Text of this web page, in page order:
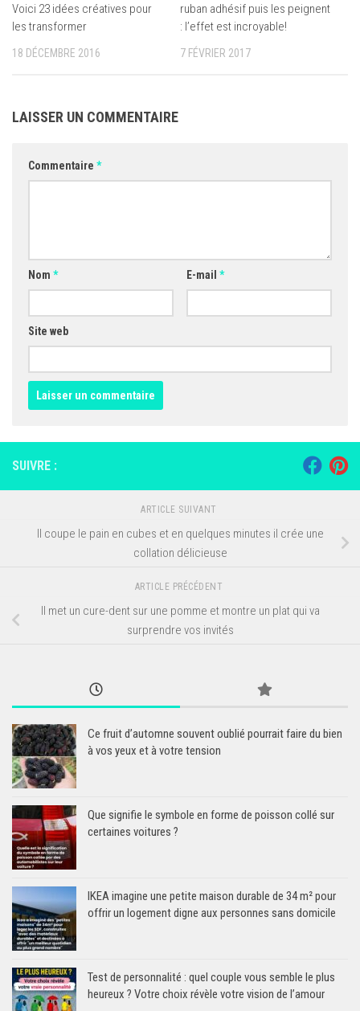
Voici 23 idées créatives pour
les transformer
18 DÉCEMBRE 2016
ruban adhésif puis les peignent
: l’effet est incroyable!
7 FÉVRIER 2017
LAISSER UN COMMENTAIRE
Commentaire *
Nom * E-mail *
Site web
SUIVRE :
ARTICLE SUIVANT
Il coupe le pain en cubes et en quelques minutes il crée une
collation délicieuse
ARTICLE PRÉCÉDENT
Il met un cure-dent sur une pomme et montre un plat qui va
surprendre vos invités
Ce fruit d’automne souvent oublié pourrait faire du bien
à vos yeux et à votre tension
Que signifie le symbole en forme de poisson collé sur
certaines voitures ?
IKEA imagine une petite maison durable de 34 m² pour
offrir un logement digne aux personnes sans domicile
Test de personnalité : quel couple vous semble le plus
heureux ? Votre choix révèle votre vision de l’amour